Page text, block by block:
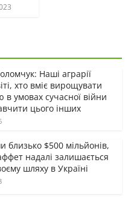
Наші аграрії
хто вміє вирощувати
в умовах сучасної війни
цього інших
близько $500 мільйонів,
надалі залишається
шляху в Україні